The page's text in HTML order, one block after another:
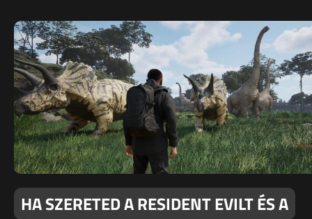
HA SZERETED A RESIDENT EVILT ÉS A